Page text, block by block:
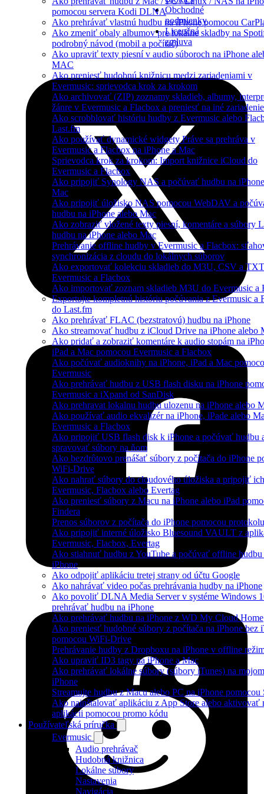
pomocou servera Kodi DLNA
Ako prehrávať vlastnú hudbu na iPhone pomocou
Ako zmeniť obaly albumov pre lokálne skladby na
podrobný návod (mobil a počítač)
Ako upraviť texty piesní v audio súboroch na iPhone
MAC
Ako preniesť hudobnú knižnicu medzi zariadeniami v
Evermusic: sprievodca krok za krokom
Ako archivovať (ZIP) zoznamy skladieb, albumy,
žánre v Evermusic a Flacbox a preniesť na iné zariadenie
Ako scrobblovať históriu hudby z Evermusic alebo
Last.fm
Ako používať dynamické widgety Práve sa prehráva v
Evermusic a Flacbox na iPhone a Mac
Sprievodca krok za krokom: Import knižnice iCloud do
Evermusic a Flacbox
Ako pripojiť Synology NAS a počúvať hudbu na
Mac
Ako pripojiť úložisko NAS pomocou WebDAV a
hudbu na iPhone alebo Mac
Ako zobraziť vložené texty piesní, komentáre a súbory
hudbu na iPhone alebo Mac
Prehrávanie offline hudby v Evermusic a Flacbox:
synchronizácia z cloudu do lokálnych súborov
Ako exportovať kolekciu skladieb do M3U, CSV a
Evermusic a Flacbox
Ako importovať zoznam skladieb M3U do Evermusic a
Exportujte kompletnú históriu počúvania z Evermusic a
do Last.fm
Ako prehrávať FLAC (bezstratovú) hudbu na iPhone
Ako streamovať hudbu z iCloud Drive na iPhone alebo
Ako pridať a zobraziť komentáre k audio stopám na
iPad a Mac pomocou Evermusic a Flacbox
Ako počúvať audioknihy na iPhone, iPad a Mac
Evermusic
Ako prehrávať hudbu z USB flash disku na iPhone
Evermusic a iXpand od SanDisk
Ako prehravat lokalnu hudbu ulozenu na iPhone alebo
Ako používať audio ekvalizér na iPhone, iPade alebo
Evermusic a Flacbox
Ako pripojiť USB flash disk k iPhone a počúvať hudbu
spravovať súbory na ňom
Ako bezdrôtovo prenášať súbory z počítača do iPhone
WiFi-Drive
Ako nahrať súbory do cloudového úložiska a pripojiť
Evermusic, Flacbox alebo Evertag
Ako preniesť súbory z Macu na iPhone alebo iPad
Findera
Prenos súborov z počítača do iPhone pomocou
Ako pripojiť interné úložisko Bluesound VAULT z
Evermusic, Flacbox, Evertag
Ako stiahnuť hudbu z YouTube a počúvať offline hudbu
iPhone
Ako odpojiť aplikáciu tretej strany od účtu Google
Ako nahrávať video počas prehrávania hudby na iPhone
Ako povoliť DLNA Media Server v systéme Windows
prehrávať hudbu na iPhone
Ako prehrávať hudbu na iPhone z WD My Cloud Home
Ako preniesť hudobné súbory z počítača na iPhone bez
pomocou WiFi-Drive
Prehrávanie hudby z Dropboxu na iPhone v offline
Ako upraviť ID3 tagy na iPhone a Mac
Ako prehrávať lokálne súbory (súbory iTunes) na mojom
iPhone
Streamujte hudbu z Macu alebo PC na iPhone
Ako nainštalovať aplikáciu z App Store alebo aktivovať
aplikácii pomocou promo kódu
Používateľská príručka
Evermusic
Audio prehrávač
Hudobná knižnica
Lokálne súbory
Nastavenia
Navigácia
Obchodné
podmienky
Licenčná
zmluva